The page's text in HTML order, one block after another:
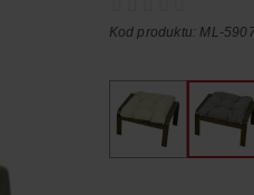
Kod produktu: ML-